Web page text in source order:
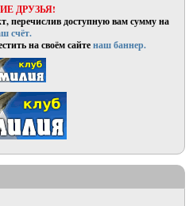
ДРУЗЬЯ!
перечислив доступную вам сумму на
счёт.
на своём сайтенаш баннер.